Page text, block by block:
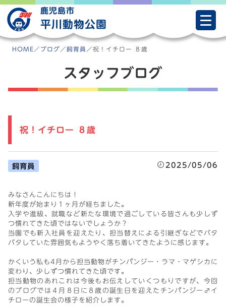
Skip
to
content
鹿児島市
平川動物公園
HOME ／ ブログ ／飼育員 ／祝！イチロー ８歳
スタッフブログ
祝！イチロー ８歳
飼育員 2025/05/06
みなさんこんにちは！
新年度が始まり１ヶ月が経ちました。
入学や進級、就職など新たな環境で過ごしている皆さんも少しず
つ慣れてきた頃ではないでしょうか？
当園でも新入社員を迎えたり、担当替えによる引継ぎなどでバタ
バタしていた雰囲気もようやく落ち着いてきたように感じます。
かくいう私も4月から担当動物がチンパンジー・ラマ・マゲシカに
変わり、少しずつ慣れてきた頃です。
担当動物のあれこれは今後もお伝えしていくつもりですが、今回
のブログでは４月８日に８歳の誕生日を迎えたチンパンジー♂イ
チローの誕生会の様子を紹介します。